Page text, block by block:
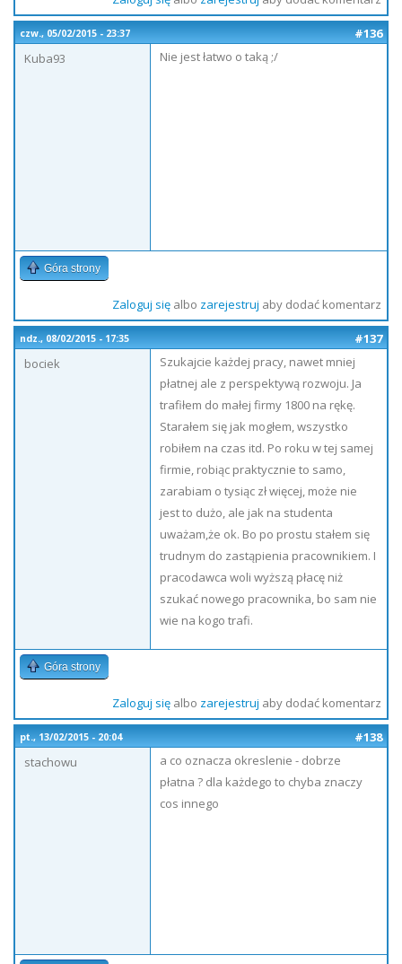
czw., 05/02/2015 - 23:37
#136
Kuba93
Nie jest łatwo o taką ;/
Góra strony
Zaloguj sięalbo zarejestruj aby dodać komentarz
ndz., 08/02/2015 - 17:35
#137
bociek
Szukajcie każdej pracy, nawet mniej
płatnej ale z perspektywą rozwoju. Ja
trafiłem do małej firmy 1800 na rękę.
Starałem się jak mogłem, wszystko
robiłem na czas itd. Po roku w tej samej
firmie, robiąc praktycznie to samo,
zarabiam o tysiąc zł więcej, może nie
jest to dużo, ale jak na studenta
uważam,że ok. Bo po prostu stałem się
trudnym do zastąpienia pracownikiem. I
pracodawca woli wyższą płacę niż
szukać nowego pracownika, bo sam nie
wie na kogo trafi.
Góra strony
Zaloguj sięalbo zarejestruj aby dodać komentarz
pt., 13/02/2015 - 20:04
#138
stachowu
a co oznacza okreslenie - dobrze
płatna ? dla każdego to chyba znaczy
cos innego